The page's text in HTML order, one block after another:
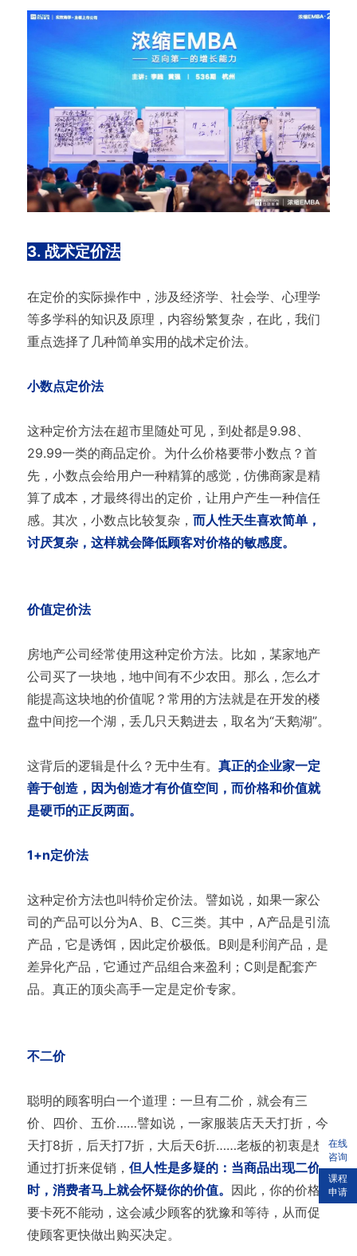
3. 战术定价法
在定价的实际操作中，涉及经济学、社会学、心理学
等多学科的知识及原理，内容纷繁复杂，在此，我们
重点选择了几种简单实用的战术定价法。
小数点定价法
这种定价方法在超市里随处可见，到处都是9.98、
29.99一类的商品定价。为什么价格要带小数点？首
先，小数点会给用户一种精算的感觉，仿佛商家是精
算了成本，才最终得出的定价，让用户产生一种信任
感。其次，小数点比较复杂， 而人性天生喜欢简单，
讨厌复杂，这样就会降低顾客对价格的敏感度。
价值定价法
房地产公司经常使用这种定价方法。比如，某家地产
公司买了一块地，地中间有不少农田。那么，怎么才
能提高这块地的价值呢？常用的方法就是在开发的楼
盘中间挖一个湖，丢几只天鹅进去，取名为“天鹅湖”。
这背后的逻辑是什么？无中生有。 真正的企业家一定
善于创造，因为创造才有价值空间，而价格和价值就
是硬币的正反两面。
1+n定价法
这种定价方法也叫特价定价法。譬如说，如果一家公
司的产品可以分为A、B、C三类。其中，A产品是引流
产品，它是诱饵，因此定价极低。B则是利润产品，是
差异化产品，它通过产品组合来盈利；C则是配套产
品。真正的顶尖高手一定是定价专家。
不二价
聪明的顾客明白一个道理：一旦有二价，就会有三
价、四价、五价……譬如说，一家服装店天天打折，今
天打8折，后天打7折，大后天6折……老板的初衷是想
通过打折来促销， 但人性是多疑的：当商品出现二价
时，消费者马上就会怀疑你的价值。 因此，你的价格
要卡死不能动，这会减少顾客的犹豫和等待，从而促
使顾客更快做出购买决定。
在线
咨询
课程
申请